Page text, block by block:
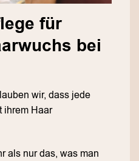
für
bei
wir, dass jede
ihrem Haar
als nur das, was man